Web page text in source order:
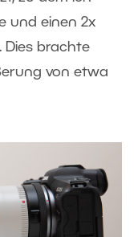
und einen 2x
Dies brachte
von etwa